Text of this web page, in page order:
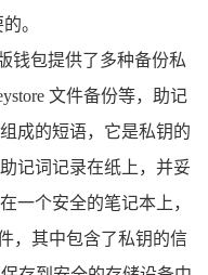
。
钱包提供了多种备份私
文件备份等，助记
成的短语，它是私钥的
记词记录在纸上，并妥
一个安全的笔记本上，
，其中包含了私钥的信